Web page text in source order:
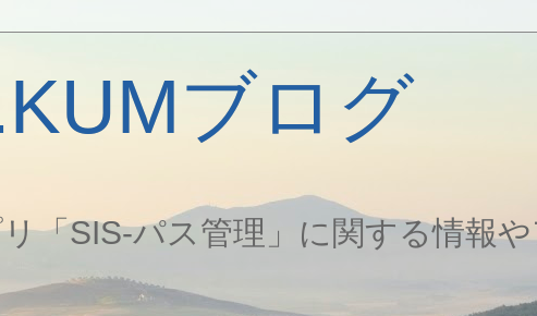
ブログ
「SIS-パス管理」に関する情報